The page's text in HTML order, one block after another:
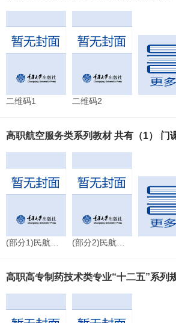
二维码1 二维码2
高职航空服务类系列教材 共有（1） 门
高职高专制药技术类专业“十二五”系列